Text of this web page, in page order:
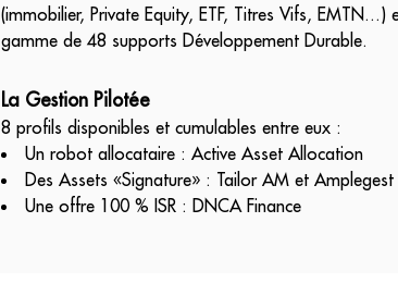
(immobilier, Private Equity, ETF, Titres Vifs, EMTN...)
gamme de 48 supports Développement Durable.
La Gestion Pilotée
8 profils disponibles et cumulables entre eux :
Un robot allocataire : Active Asset Allocation
Des Assets «Signature» : Tailor AM et Amplegest
Une offre 100 % ISR : DNCA Finance